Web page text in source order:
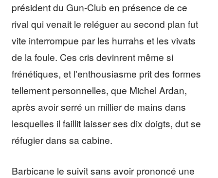
président du Gun-Club en présence de ce
rival qui venait le reléguer au second plan fut
vite interrompue par les hurrahs et les vivats
de la foule. Ces cris devinrent même si
frénétiques, et l'enthousiasme prit des formes
tellement personnelles, que Michel Ardan,
après avoir serré un millier de mains dans
lesquelles il faillit laisser ses dix doigts, dut se
réfugier dans sa cabine.
Barbicane le suivit sans avoir prononcé une